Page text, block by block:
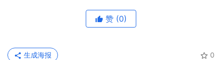
赞 (0)
0
生成海报